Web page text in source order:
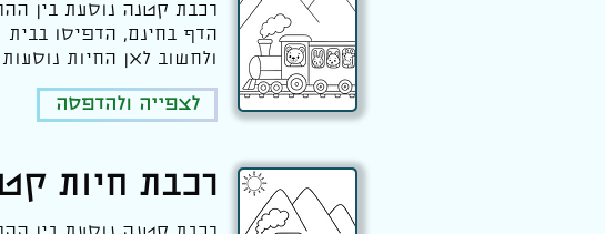
רכבת קטנה נוסעת בין
הדף בחינם, הדפיסו
ולחשוב לאן החיות
לצפייה ולהדפסה
רכבת חיות